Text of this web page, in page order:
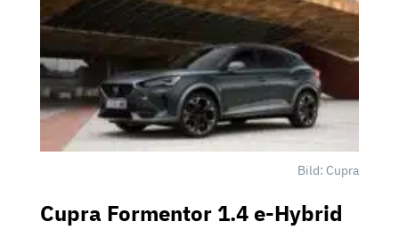
Bild: Cupra
Cupra Formentor 1.4 e-Hybrid